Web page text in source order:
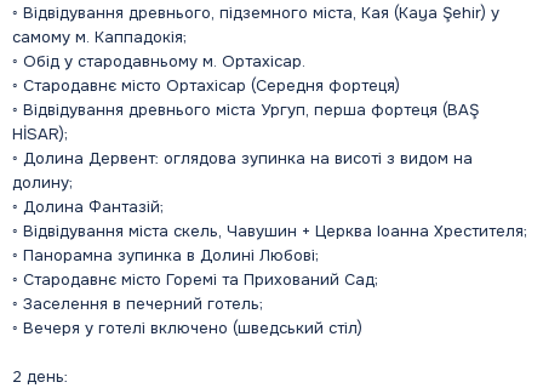
◦ Відвідування древнього, підземного міста, Кая (Kaya Şehir) у
самому м. Каппадокія;
◦ Обід у стародавньому м. Ортахісар.
◦ Стародавнє місто Ортахісар (Середня фортеця)
◦ Відвідування древнього міста Ургуп, перша фортеця (BAŞ
HİSAR);
◦ Долина Дервент: оглядова зупинка на висоті з видом на
долину;
◦ Долина Фантазій;
◦ Відвідування міста скель, Чавушин + Церква Іоанна Хрестителя;
◦ Панорамна зупинка в Долині Любові;
◦ Стародавнє місто Горемі та Прихований Сад;
◦ Заселення в печерний готель;
◦ Вечеря у готелі включено (шведський стіл)
2 день: